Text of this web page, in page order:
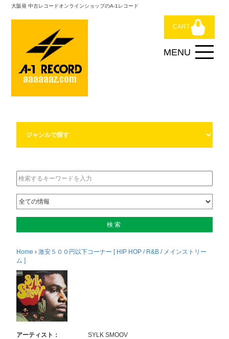
大阪発 中古レコードオンラインショップのA-1レコード
CART
Home ›激安５００円以下コーナー [ HIP HOP / R&B / メインストリー
ム ]
アーティスト：
SYLK SMOOV